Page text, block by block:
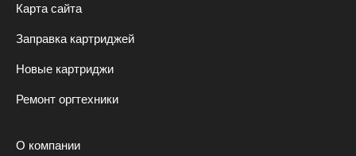
Карта сайта
Заправка картриджей
Новые картриджи
Ремонт оргтехники
О компании